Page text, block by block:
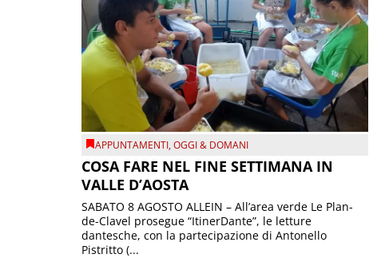
APPUNTAMENTI,OGGI & DOMANI
COSA FARE NEL FINE SETTIMANA IN
VALLE D’AOSTA
SABATO 8 AGOSTO ALLEIN – All’area verde Le Plan-
de-Clavel prosegue “ItinerDante”, le letture
dantesche, con la partecipazione di Antonello
Pistritto (...